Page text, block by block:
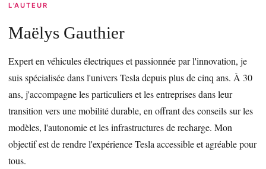
L’AUTEUR
Maëlys Gauthier
Expert en véhicules électriques et passionnée par l'innovation, je
suis spécialisée dans l'univers Tesla depuis plus de cinq ans. À 30
ans, j'accompagne les particuliers et les entreprises dans leur
transition vers une mobilité durable, en offrant des conseils sur les
modèles, l'autonomie et les infrastructures de recharge. Mon
objectif est de rendre l'expérience Tesla accessible et agréable pour
tous.